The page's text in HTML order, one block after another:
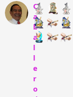
C
a
b
a
l
l
e
r
o